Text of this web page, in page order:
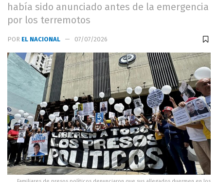
había sido anunciado antes de la emergencia
por los terremotos
POR EL NACIONAL 07/07/2026